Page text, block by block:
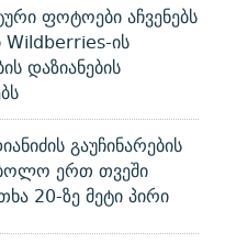
ფოტოები აჩვენებს
Wildberries-ის
დაზიანების
გაუჩინარების
ერთ თვეში
20-ზე მეტი პირი